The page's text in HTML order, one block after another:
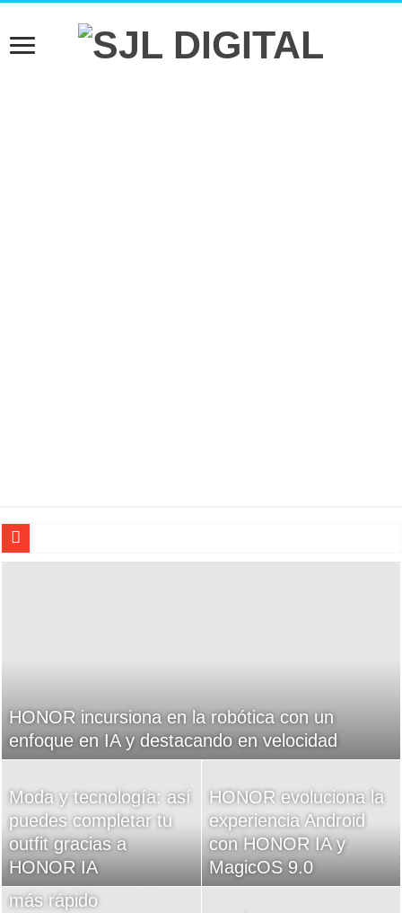
HONOR incursiona en la robótica con un
enfoque en IA y destacando en velocidad
Moda y tecnología: así
puedes completar tu
outfit gracias a
HONOR IA
HONOR evoluciona la
experiencia Android
con HONOR IA y
MagicOS 9.0
HONOR, marca de
más rápido
sorprende a López Aliaga con peculiar obsequio
viral
Rescatan a 9 perritos
en deplorables
condiciones en San
Juan de Lurigancho
TC prohíbe a
municipios distritales
remolcar vehículos por
mal estacionamiento